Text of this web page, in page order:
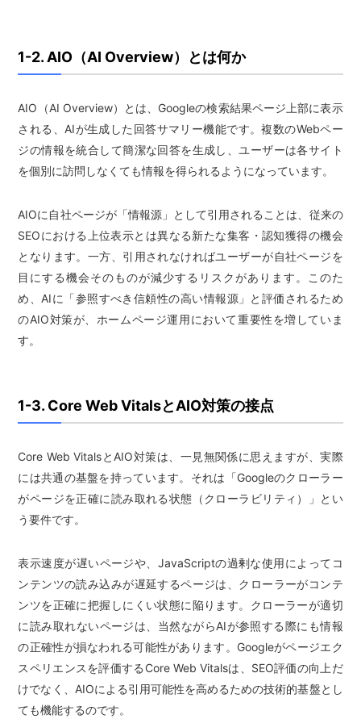
1-2. AIO（AI Overview）とは何か
AIO（AI Overview）とは、Googleの検索結果ページ上部に表示
される、AIが生成した回答サマリー機能です。複数のWebペー
ジの情報を統合して簡潔な回答を生成し、ユーザーは各サイト
を個別に訪問しなくても情報を得られるようになっています。
AIOに自社ページが「情報源」として引用されることは、従来の
SEOにおける上位表示とは異なる新たな集客・認知獲得の機会
となります。一方、引用されなければユーザーが自社ページを
目にする機会そのものが減少するリスクがあります。このた
め、AIに「参照すべき信頼性の高い情報源」と評価されるため
のAIO対策が、ホームページ運用において重要性を増していま
す。
1-3. Core Web VitalsとAIO対策の接点
Core Web VitalsとAIO対策は、一見無関係に思えますが、実際
には共通の基盤を持っています。それは「Googleのクローラー
がページを正確に読み取れる状態（クローラビリティ）」とい
う要件です。
表示速度が遅いページや、JavaScriptの過剰な使用によってコ
ンテンツの読み込みが遅延するページは、クローラーがコンテ
ンツを正確に把握しにくい状態に陥ります。クローラーが適切
に読み取れないページは、当然ながらAIが参照する際にも情報
の正確性が損なわれる可能性があります。Googleがページエク
スペリエンスを評価するCore Web Vitalsは、SEO評価の向上だ
けでなく、AIOによる引用可能性を高めるための技術的基盤とし
ても機能するのです。